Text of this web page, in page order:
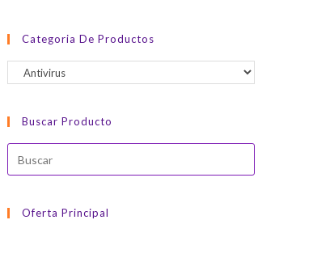
Categoria De Productos
Buscar Producto
Oferta Principal